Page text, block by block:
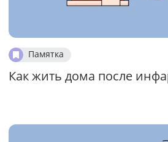
Памятка
Как жить дома после